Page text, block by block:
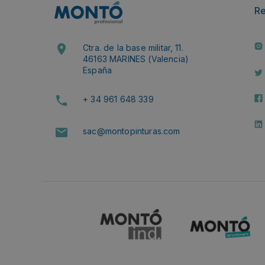
Ctra. de la base militar, 11.
46163 MARINES (Valencia)
España
+ 34 961 648 339
sac@montopinturas.com